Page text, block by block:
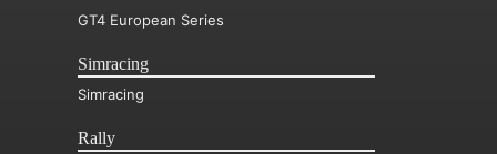
GT4 European Series
Simracing
Simracing
Rally